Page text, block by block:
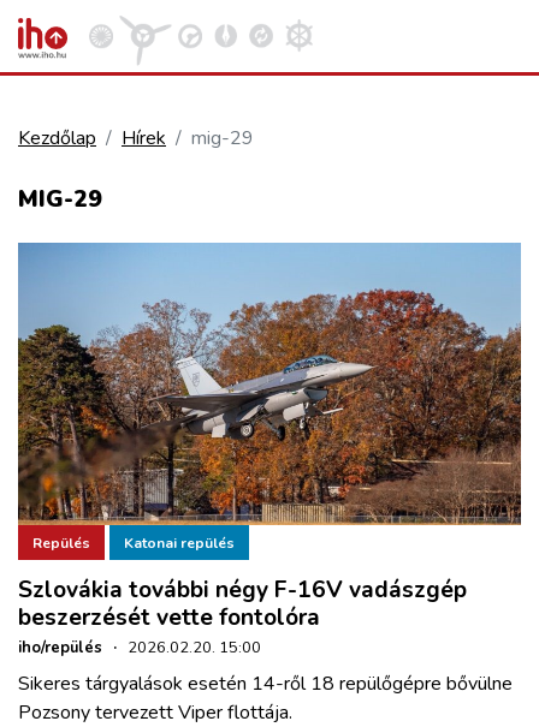
REPÜLÉS
KÖZLEKEDÉSFEJLESZTÉS
ELLÁTÁSI LÁNC
ZÖLDÚT
HAJÓZÁS
BLOG
Kezdőlap Hírek mig-29
MIG-29
Repülés Katonai repülés
Szlovákia további négy F-16V vadászgép
beszerzését vette fontolóra
iho/repülés · 2026.02.20. 15:00
Sikeres tárgyalások esetén 14-ről 18 repülőgépre bővülne
Pozsony tervezett Viper flottája.